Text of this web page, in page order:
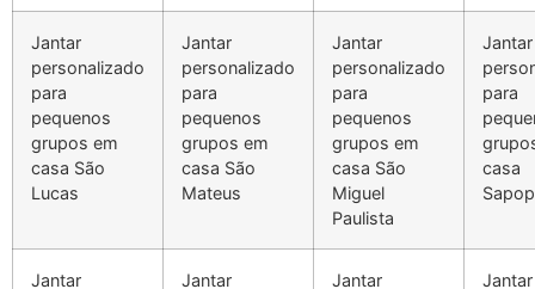
Jantar
personalizado
para
pequenos
grupos em
casa São
Lucas
Jantar
personalizado
para
pequenos
grupos em
casa São
Mateus
Jantar
personalizado
para
pequenos
grupos em
casa São
Miguel
Paulista
Jantar
para
casa
Jantar
Jantar
Jantar
Jantar